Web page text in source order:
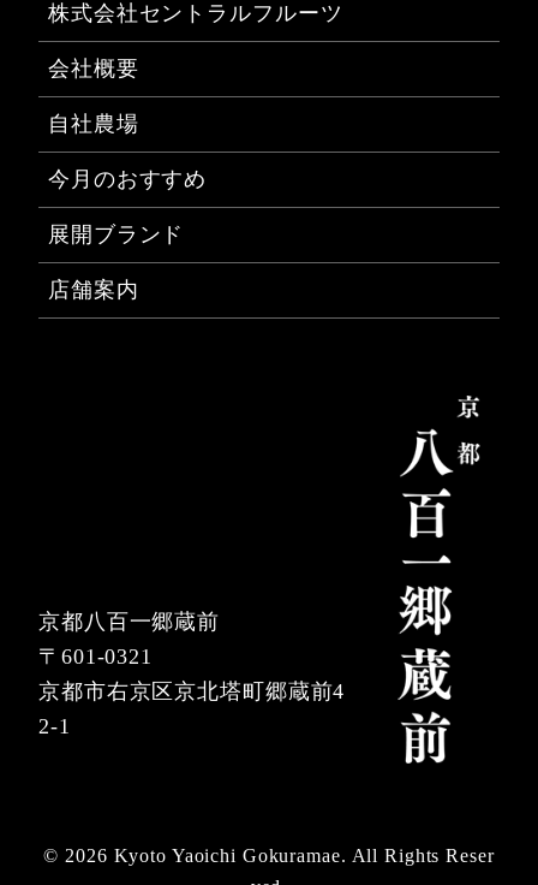
株式会社セントラルフルーツ
会社概要
自社農場
今月のおすすめ
展開ブランド
店舗案内
京都八百一郷蔵前
〒601-0321
京都市右京区京北塔町郷蔵前4
2-1
© 2026 Kyoto Yaoichi Gokuramae. All Rights Reser